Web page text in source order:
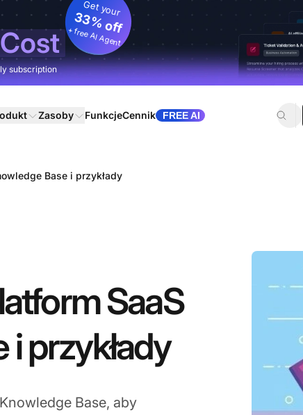
Get your
33% off
+ free AI Agent
subscription
Zasoby FunkcjeCennik FREE AI
Base i przykłady
SaaS
przykłady
Base, aby